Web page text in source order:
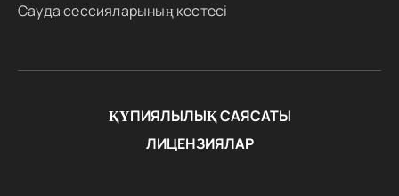
Сауда сессияларының кестесі
ҚҰПИЯЛЫЛЫҚ САЯСАТЫ
ЛИЦЕНЗИЯЛАР